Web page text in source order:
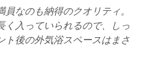
なのも納得のクオリティ。
く入っていられるので、しっ
ト後の外気浴スペースはまさ